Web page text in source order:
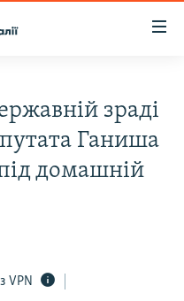
зраді
Ганиша
домашній
VPN